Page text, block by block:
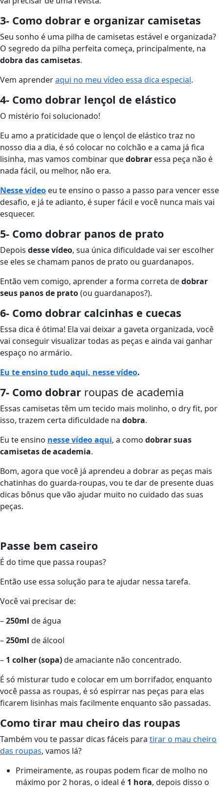
3- Como dobrar e organizar camisetas
Seu sonho é uma pilha de camisetas estável e organizada?
O segredo da pilha perfeita começa, principalmente, na
dobra das camisetas.
Vem aprenderaqui no meu vídeo essa dica especial.
4- Como dobrar lençol de elástico
O mistério foi solucionado!
Eu amo a praticidade que o lençol de elástico traz no
nosso dia a dia, é só colocar no colchão e a cama já fica
lisinha, mas vamos combinar quedobrar essa peça não é
nada fácil, ou melhor, não era.
Nesse vídeo eu te ensino o passo a passo para vencer esse
desafio, e já te adianto, é super fácil e você nunca mais vai
esquecer.
5- Como dobrar panos de prato
Depois desse vídeo, sua única dificuldade vai ser escolher
se eles se chamam panos de prato ou guardanapos.
Então vem comigo, aprender a forma correta dedobrar
seus panos de prato(ou guardanapos?).
6- Como dobrar calcinhas e cuecas
Essa dica é ótima! Ela vai deixar a gaveta organizada, você
vai conseguir visualizar todas as peças e ainda vai ganhar
espaço no armário.
Eu te ensino tudo aqui, nesse vídeo.
7- Como dobrar roupas de academia
Essas camisetas têm um tecido mais molinho, o dry fit, por
isso, trazem certa dificuldade na dobra.
Eu te ensino nesse vídeo aqui, a como dobrar suas
camisetas de academia.
Bom, agora que você já aprendeu a dobrar as peças mais
chatinhas do guarda-roupas, vou te dar de presente duas
dicas bônus que vão ajudar muito no cuidado das suas
peças.
Passe bem caseiro
É do time que passa roupas?
Então use essa solução para te ajudar nessa tarefa.
Você vai precisar de:
–250ml de água
–250ml de álcool
– 1 colher (sopa)de amaciante não concentrado.
É só misturar tudo e colocar em um borrifador, enquanto
você passa as roupas, é só espirrar nas peças para elas
ficarem lisinhas mais facilmente enquanto são passadas.
Como tirar mau cheiro das roupas
Também vou te passar dicas fáceis para tirar o mau cheiro
das roupas, vamos lá?
Primeiramente, as roupas podem ficar de molho no
máximo por 2 horas, o ideal é 1 hora, depois disso o